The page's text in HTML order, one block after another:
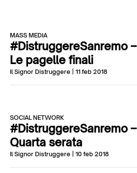
Chi siamo
Contatti
MASS MEDIA
#DistruggereSanremo –
Le pagelle finali
Il Signor Distruggere | 11 feb 2018
SOCIAL NETWORK
#DistruggereSanremo –
Quarta serata
Il Signor Distruggere | 10 feb 2018